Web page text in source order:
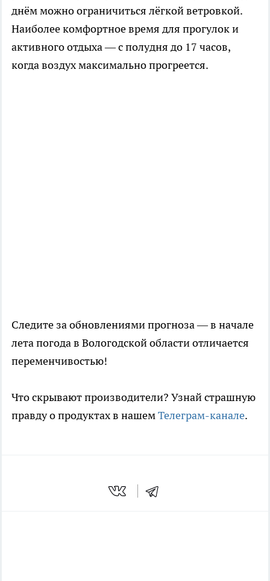
днём можно ограничиться лёгкой ветровкой.
Наиболее комфортное время для прогулок и
активного отдыха — с полудня до 17 часов,
когда воздух максимально прогреется.
Следите за обновлениями прогноза — в начале
лета погода в Вологодской области отличается
переменчивостью!
Что скрывают производители? Узнай страшную
правду о продуктах в нашемТелеграм-канале.